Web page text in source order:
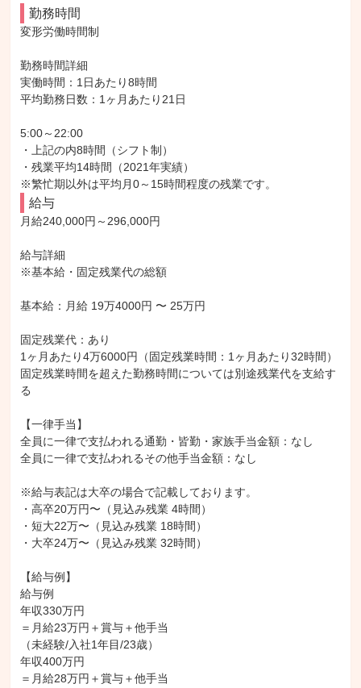
勤務時間
変形労働時間制
勤務時間詳細
実働時間：1日あたり8時間
平均勤務日数：1ヶ月あたり21日
5:00～22:00
・上記の内8時間（シフト制）
・残業平均14時間（2021年実績）
※繁忙期以外は平均月0～15時間程度の残業です。
給与
月給240,000円～296,000円
給与詳細
※基本給・固定残業代の総額
基本給：月給 19万4000円 〜 25万円
固定残業代：あり
1ヶ月あたり4万6000円（固定残業時間：1ヶ月あたり32時間）
固定残業時間を超えた勤務時間については別途残業代を支給す
る
【一律手当】
全員に一律で支払われる通勤・皆勤・家族手当金額：なし
全員に一律で支払われるその他手当金額：なし
※給与表記は大卒の場合で記載しております。
・高卒20万円〜（見込み残業 4時間）
・短大22万〜（見込み残業 18時間）
・大卒24万〜（見込み残業 32時間）
【給与例】
給与例
年収330万円
＝月給23万円＋賞与＋他手当
（未経験/入社1年目/23歳）
年収400万円
＝月給28万円＋賞与＋他手当